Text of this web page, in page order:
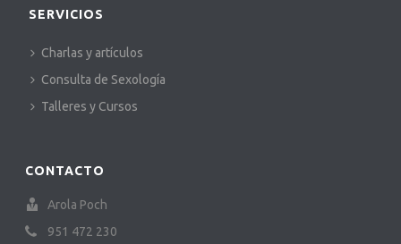
SERVICIOS
Charlas y artículos
Consulta de Sexología
Talleres y Cursos
CONTACTO
Arola Poch
951 472 230